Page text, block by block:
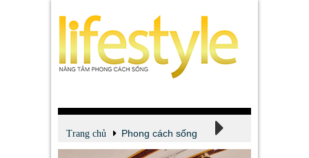
Trang chủ Phong cách sống